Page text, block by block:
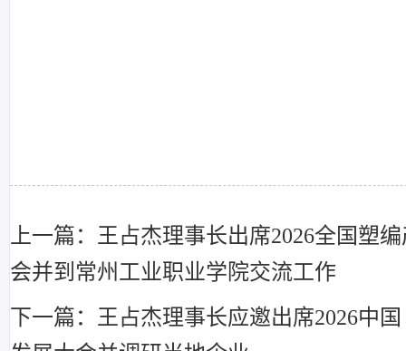
上一篇：王占杰理事长出席2026全国塑
会并到常州工业职业学院交流工作
下一篇：王占杰理事长应邀出席2026中